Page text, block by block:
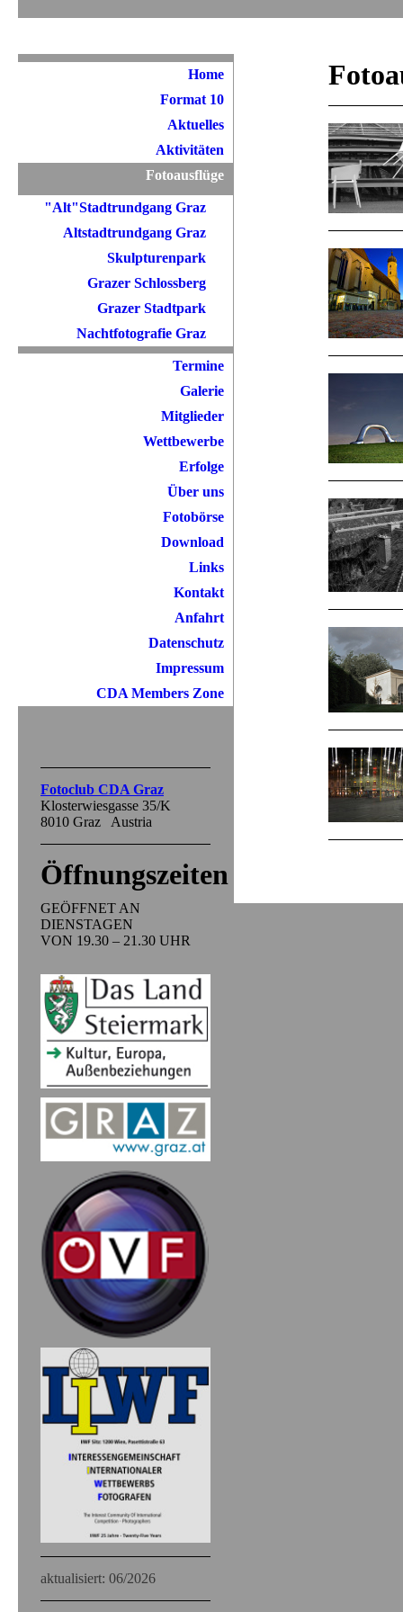
Home
Format 10
Aktuelles
Aktivitäten
Fotoausflüge
"Alt"Stadtrundgang Graz
Altstadtrundgang Graz
Skulpturenpark
Grazer Schlossberg
Grazer Stadtpark
Nachtfotografie Graz
Termine
Galerie
Mitglieder
Wettbewerbe
Erfolge
Über uns
Fotobörse
Download
Links
Kontakt
Anfahrt
Datenschutz
Impressum
CDA Members Zone
Fotoclub CDA Graz
Klosterwiesgasse 35/K
8010 Graz Austria
Öffnungszeiten
GEÖFFNET AN
DIENSTAGEN
VON 19.30 – 21.30 UHR
aktualisiert: 06/2026